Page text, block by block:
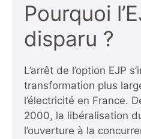
Pourquoi
disparu ?
L’arrêt de l’option EJP
transformation plus
l’électricité en France.
2000, la libéralisation
l’ouverture à la